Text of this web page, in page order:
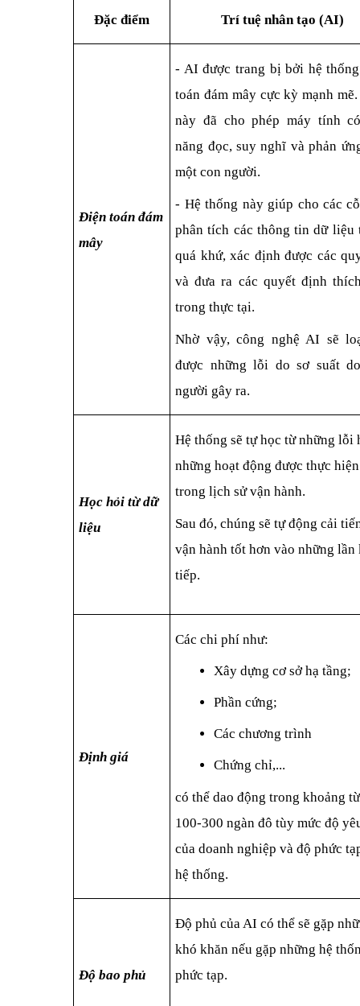
Đặc điểm Trí tuệ nhân tạo (AI)
Điện toán đám
mây
- AI được trang bị bởi hệ
toán đám mây cực kỳ mạnh
này đã cho phép máy tính
năng đọc, suy nghĩ và phản
một con người.
- Hệ thống này giúp cho các
phân tích các thông tin dữ liệu
quá khứ, xác định được các
và đưa ra các quyết định
trong thực tại.
Nhờ vậy, công nghệ AI sẽ
được những lỗi do sơ suất
người gây ra.
Học hỏi từ dữ
liệu
Hệ thống sẽ tự học từ những lỗi
những hoạt động được thực hiện
trong lịch sử vận hành.
Sau đó, chúng sẽ tự động cải
vận hành tốt hơn vào những lần
tiếp.
Định giá
Các chi phí như:
Xây dựng cơ sở hạ tầng;
Phần cứng;
Các chương trình
Chứng chỉ,...
có thể dao động trong khoảng từ
100-300 ngàn đô tùy mức độ
của doanh nghiệp và độ phức
hệ thống.
Độ bao phủ
Độ phủ của AI có thể sẽ gặp
khó khăn nếu gặp những hệ
phức tạp.